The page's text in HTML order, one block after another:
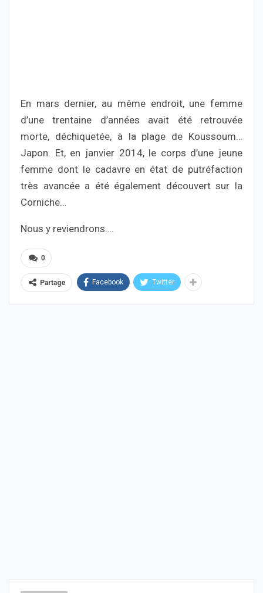
En mars dernier, au même endroit, une femme
d’une trentaine d’années avait été retrouvée
morte, déchiquetée, à la plage de Koussoum…
Japon. Et, en janvier 2014, le corps d’une jeune
femme dont le cadavre en état de putréfaction
très avancée a été également découvert sur la
Corniche…
Nous y reviendrons….
0
Partage Facebook Twitter